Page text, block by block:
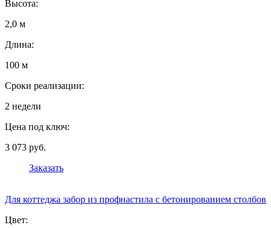
Высота:
2,0 м
Длина:
100 м
Сроки реализации:
2 недели
Цена под ключ:
3 073 руб.
Заказать
Для коттеджа забор из профнастила с бетонированием столбов
Цвет: